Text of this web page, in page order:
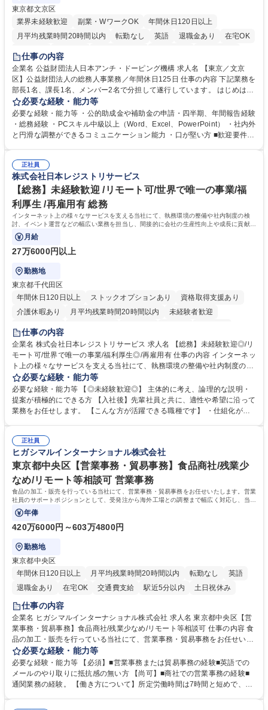
東京都文京区
業界未経験歓迎
副業・WワークOK
年間休日120日以上
月平均残業時間20時間以内
転勤なし 英語 退職金あり
在宅OK
賞与あり
育休あり
食事補助あり
仕事の内容
企業名 公益財団法人日本アンチ・ドーピング機構 求人名 【東京／文京
区】公益財団法人の総務人事業務／年間休日125日 仕事の内容 下記業務を
部長1名、課長1名、メンバー2名で分担して遂行しています。 はじめは担
当者として業務を覚えていただき、ゆくゆくはリーダーやマネージャーポ
ジションとして活躍いただくことを期待しています。 【総務・人事グルー
プの業務内容】 ・人事制度関連 ・採用活動 ・教育研修の企画、実行 ・勤
怠管理 ・官公庁への各種提出 ・法定の会議運営（評議員会、理事会） ・
管理 ・福利厚生関連 ・職員からの問合せ、相談対応 ・その他日常の総務
業務全般 募集職種 【東京／文京区】公益財団法人の総務人事業務／年間
休日125日
必要な経験・能力等
必要な経験・能力等 ・公的助成金や補助金の申請・四半期、年間報告経験
・総務経験 ・PCスキル中級以上（Word、Excel、PowerPoint） ・社内外
と円滑な調整ができるコミュニケーション能力 ・口が堅い方 ■歓迎要件
正社員
株式会社日本レジストリサービス
【総務】未経験歓迎 /リモート可/世界で唯一の事業/福
利厚生 /再雇用有 総務
インターネット上の様々なサービスを支える当社にて、執務環境の整備や社内制度の検
討、イベント運営などの幅広い業務を担当し、間接的に会社の生産性向上や成長に貢献し
ている部署です。
月給
27万6000円以上
勤務地
東京都千代田区
年間休日120日以上
ストックオプションあり
資格取得支援あり
介護休暇あり
月平均残業時間20時間以内
未経験者歓迎
住宅手当あり
完全週休2日制
交通費支給 駅近5分以内 土日祝休み 服装自由
仕事の内容
企業名 株式会社日本レジストリサービス 求人名 【総務】未経験歓迎◎/リ
モート可/世界で唯一の事業/福利厚生◎/再雇用有 仕事の内容 インターネッ
ト上の様々なサービスを支える当社にて、執務環境の整備や社内制度の検
討、イベント運営などの幅広い業務を担当し、間接的に会社の生産性向上
や成長に貢献している部署です。 会社の全メンバーが安心して長く成果を
発揮できる環境を整えるために、毎日のメンテナンスや維持管理に加え、
新たな施策検討を積極的に行っていただき、会社全体を巻き込み課題解決
幅広い業務の体得が可能で、多様なキャリアパスを描くことも可能です。
募集職種 【総務】未経験歓迎◎/リモート可/世界で唯一の事業/福利厚生◎/
再雇用有
必要な経験・能力等
必要な経験・能力等 【◎未経験歓迎◎】 主体的に考え、論理的な説明・
提案が積極的にできる方 【入社後】先輩社員と共に、適性や希望に沿って
業務をお任せします。 【こんな方が活躍できる職種です】 ・仕組化が好
対処できる・新しいことに興味関心がある 【魅力】■自己啓発支援：資格
取得や通信教育など費用の80%（年間25万円まで）を補助 ■住宅手当：家
賃の50%（月額7万円まで）を補助 学歴・資格 学歴：大学院 大学 語学
力： 資格：
正社員
ヒガシマルインターナショナル株式会社
東京都中央区【営業事務・貿易事務】食品商社/残業少
なめ/リモート等相談可 営業事務
食品の加工・販売を行っている当社にて、営業事務・貿易事務をお任せいたします。営業
社員のサポートポジションとして、受発注から海外工場との調整まで幅広く対応し、当社
事業の根幹を支えていただきます。
年俸
420万6000円～603万4800円
勤務地
東京都中央区
年間休日120日以上
月平均残業時間20時間以内 転勤なし
英語
退職金あり
在宅OK 交通費支給 駅近5分以内 土日祝休み
仕事の内容
企業名 ヒガシマルインターナショナル株式会社 求人名 東京都中央区【営
業事務・貿易事務】食品商社/残業少なめ/リモート等相談可 仕事の内容 食
品の加工・販売を行っている当社にて、営業事務・貿易事務をお任せいた
します。営業社員のサポートポジションとして、受発注から海外工場との
調整まで幅広く対応し、当社事業の根幹を支えていただきます。 ■受発注
業務、請求書発行 ■海外工場とのスケジュール調整 ■在庫管理 ■輸入書類
の確認・作成 ■配送手配 ■通関業者を通して行う輸出入業全般 ■倉庫との
必要な経験・能力等
必要な経験・能力等 【必須】■営業事務または貿易事務の経験■英語での
メールのやり取りに抵抗感の無い方 【尚可】■商社での営業事務の経験■
通関業務の経験。 【働き方について】所定労働時間は7時間と短めで、残